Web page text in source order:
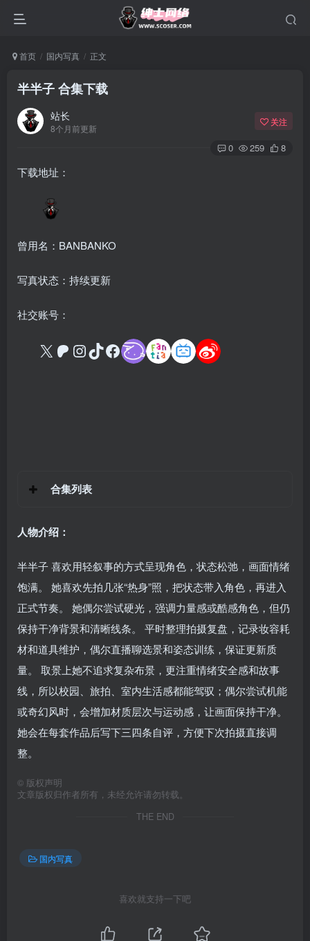
首页 国内写真 正文
半半子 合集下载
站长
8个月前更新
关注
0 259 8
下载地址：
曾用名：BANBANKO
写真状态：持续更新
社交账号：
合集列表
人物介绍：
半半子 喜欢用轻叙事的方式呈现角色，状态松弛，画面情绪
饱满。 她喜欢先拍几张“热身”照，把状态带入角色，再进入
正式节奏。 她偶尔尝试硬光，强调力量感或酷感角色，但仍
保持干净背景和清晰线条。 平时整理拍摄复盘，记录妆容耗
材和道具维护，偶尔直播聊选景和姿态训练，保证更新质
量。 取景上她不追求复杂布景，更注重情绪安全感和故事
线，所以校园、旅拍、室内生活感都能驾驭；偶尔尝试机能
或奇幻风时，会增加材质层次与运动感，让画面保持干净。
她会在每套作品后写下三四条自评，方便下次拍摄直接调
整。
© 版权声明
文章版权归作者所有，未经允许请勿转载。
THE END
国内写真
喜欢就支持一下吧